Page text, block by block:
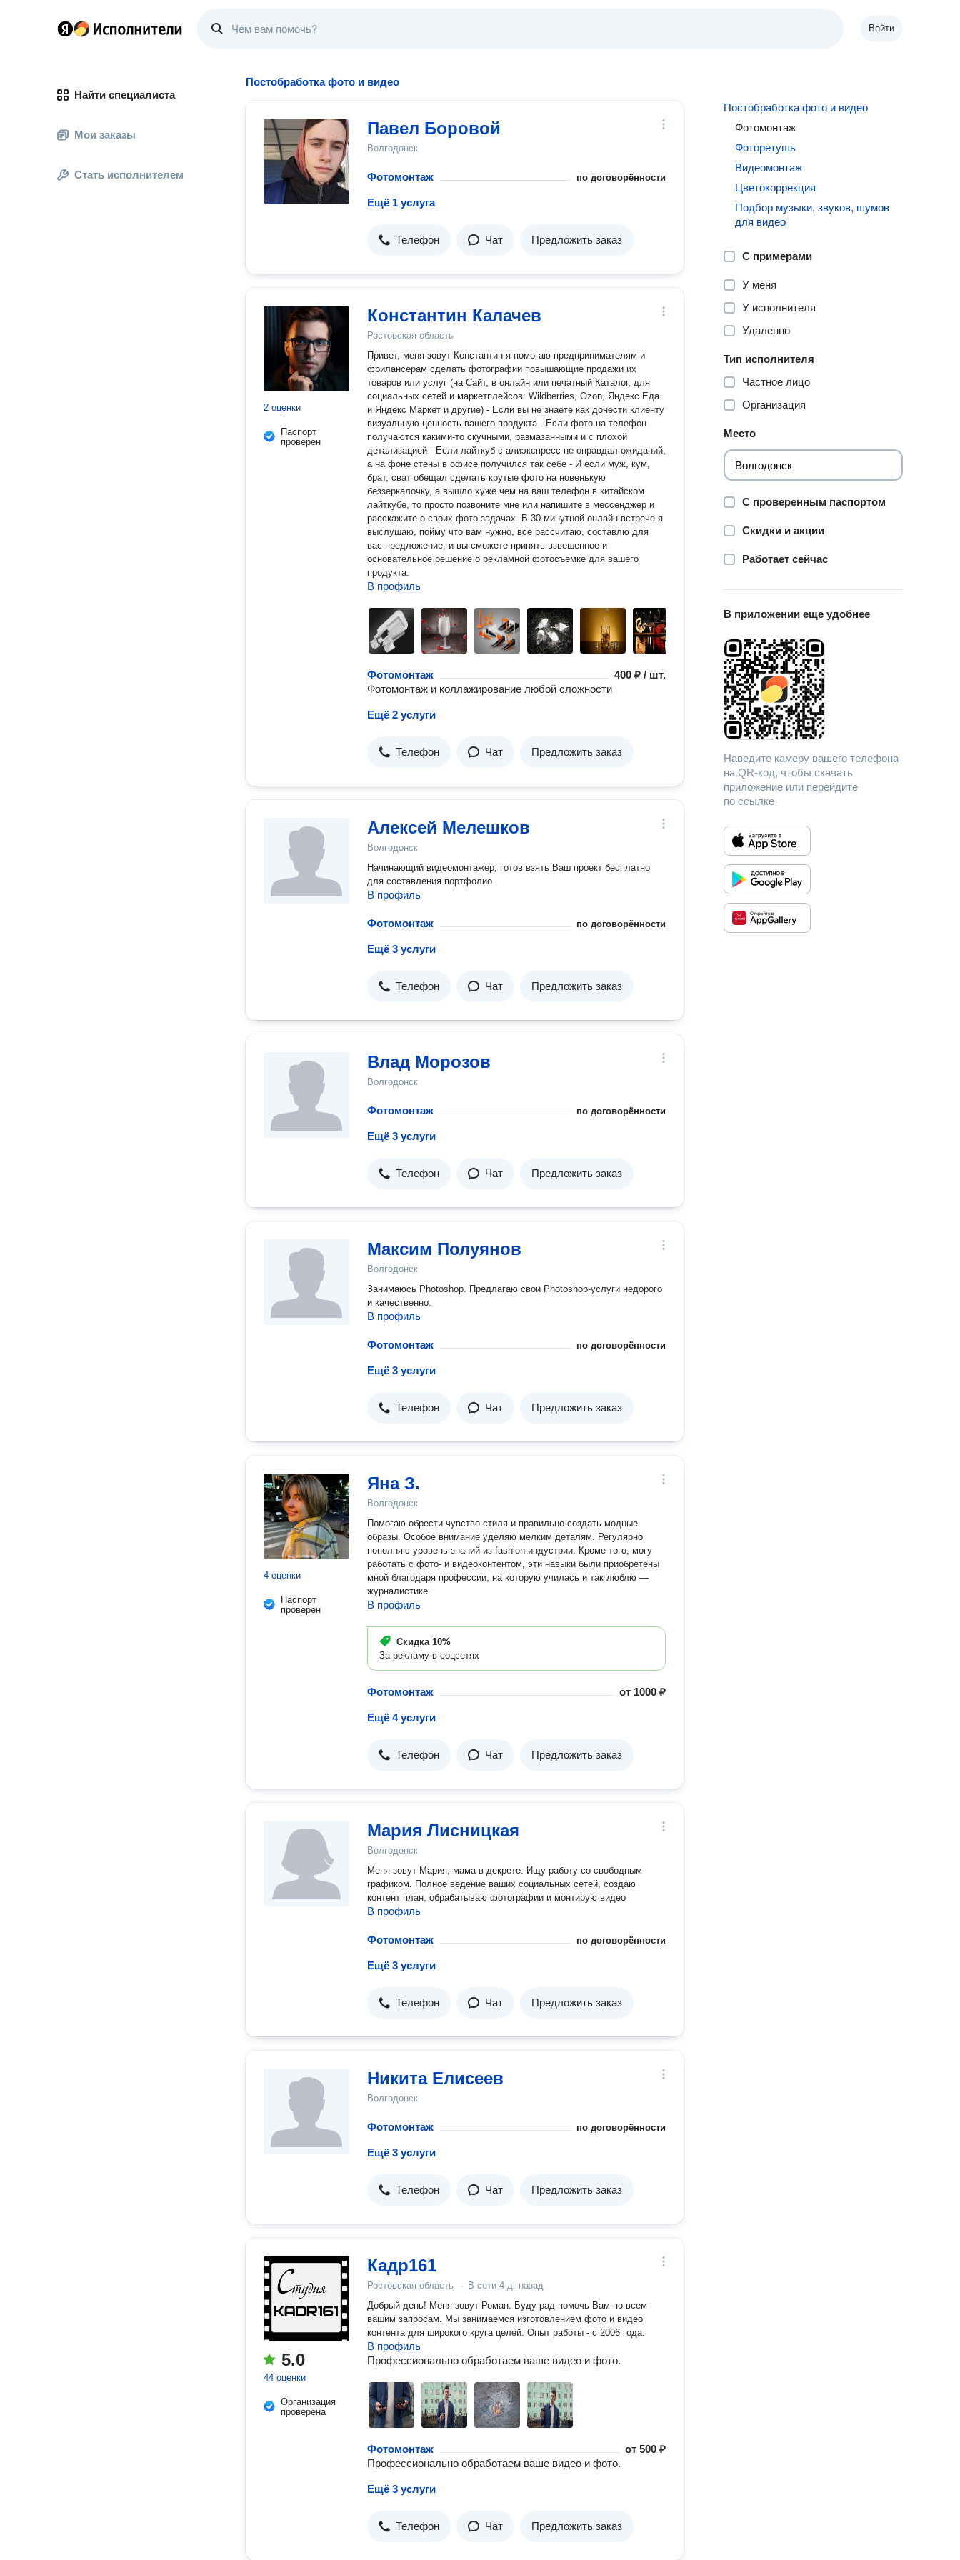
Войти
Найти специалиста
Мои заказы
Стать исполнителем
Постобработка фото и видео
Павел Боровой
Волгодонск
Фотомонтаж по договорённости
Ещё 1 услуга
Телефон Чат Предложить заказ
2 оценки
Паспорт
проверен
Константин Калачев
Ростовская область
​Привет, меня зовут Константин я помогаю предпринимателям и
фрилансерам сделать фотографии повышающие продажи их
товаров или услуг (на Сайт, в онлайн или печатный Каталог, для
социальных сетей и маркетплейсов: Wildberries, Ozon, Яндекс Еда
и Яндекс Маркет и другие) - Если вы не знаете как донести клиенту
визуальную ценность вашего продукта - Если фото на телефон
получаются какими-то скучными, размазанными и с плохой
детализацией - Если лайткуб с алиэкспресс не оправдал ожиданий,
а на фоне стены в офисе получился так себе - И если муж, кум,
брат, сват обещал сделать крутые фото на новенькую
беззеркалочку, а вышло хуже чем на ваш телефон в китайском
лайткубе, то просто позвоните мне или напишите в мессенджер и
расскажите о своих фото-задачах. В 30 минутной онлайн встрече я
выслушаю, пойму что вам нужно, все рассчитаю, составлю для
вас предложение, и вы сможете принять взвешенное и
основательное решение о рекламной фотосъемке для вашего
продукта.
В профиль
Фотомонтаж
400 ₽ / шт.
Фотомонтаж и коллажирование любой сложности
Ещё 2 услуги
Телефон Чат Предложить заказ
Алексей Мелешков
Волгодонск
Начинающий видеомонтажер, готов взять Ваш проект бесплатно
для составления портфолио
В профиль
Фотомонтаж по договорённости
Ещё 3 услуги
Телефон Чат Предложить заказ
Влад Морозов
Волгодонск
Фотомонтаж по договорённости
Ещё 3 услуги
Телефон Чат Предложить заказ
Максим Полуянов
Волгодонск
Занимаюсь Photoshop. Предлагаю свои Photoshop-услуги недорого
и качественно.
В профиль
Фотомонтаж по договорённости
Ещё 3 услуги
Телефон Чат Предложить заказ
4 оценки
Паспорт
проверен
Яна З.
Волгодонск
Помогаю обрести чувство стиля и правильно создать модные
образы. Особое внимание уделяю мелким деталям. Регулярно
пополняю уровень знаний из fashion-индустрии. Кроме того, могу
работать с фото- и видеоконтентом, эти навыки были приобретены
мной благодаря профессии, на которую училась и так люблю —
журналистике.
В профиль
Скидка 10%
За рекламу в соцсетях
Фотомонтаж от 1000 ₽
Ещё 4 услуги
Телефон Чат Предложить заказ
Мария Лисницкая
Волгодонск
Меня зовут Мария, мама в декрете. Ищу работу со свободным
графиком. Полное ведение ваших социальных сетей, создаю
контент план, обрабатываю фотографии и монтирую видео
В профиль
Фотомонтаж по договорённости
Ещё 3 услуги
Телефон Чат Предложить заказ
Никита Елисеев
Волгодонск
Фотомонтаж по договорённости
Ещё 3 услуги
Телефон Чат Предложить заказ
5.0
44 оценки
Организация
проверена
Кадр161
Ростовская область · В сети 4 д. назад
Добрый день! Меня зовут Роман. Буду рад помочь Вам по всем
вашим запросам. Мы занимаемся изготовлением фото и видео
контента для широкого круга целей. Опыт работы - с 2006 года.
В профиль
Профессионально обработаем ваше видео и фото.
Фотомонтаж от500 ₽
Профессионально обработаем ваше видео и фото.
Ещё 3 услуги
Телефон Чат Предложить заказ
Постобработка фото и видео
Фотомонтаж
Фоторетушь
Видеомонтаж
Цветокоррекция
Подбор музыки, звуков, шумов
для видео
С примерами
У меня
У исполнителя
Удаленно
Тип исполнителя
Частное лицо
Организация
Место
С проверенным паспортом
Скидки и акции
Работает сейчас
В приложении еще удобнее
Наведите камеру вашего телефона
на QR-код, чтобы скачать
приложение или перейдите
по ссылке